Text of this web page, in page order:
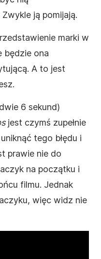
ją pomijają.
marki w
będzie ona
A to jest
6 sekund)
jest czymś zupełnie
tego błędu i
prawie nie do
na początku i
filmu. Jednak
więc widz nie